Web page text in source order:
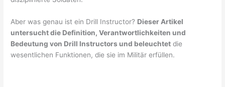
Aber was genau ist ein Drill Instructor? Dieser Artikel
untersucht die Definition, Verantwortlichkeiten und
Bedeutung von Drill Instructors und beleuchtet die
wesentlichen Funktionen, die sie im Militär erfüllen.